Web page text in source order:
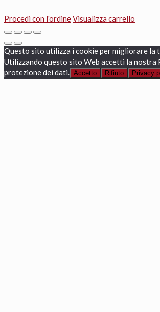
Procedi con l'ordineVisualizza carrello
Questo sito utilizza i cookie per migliorare la
Utilizzando questo sito Web accetti la nostra
protezione dei dati. Accetto Rifiuto Privacy